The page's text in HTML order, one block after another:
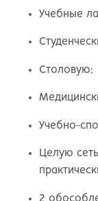
Учебные
Столовую;
Учебно-
Целую
2